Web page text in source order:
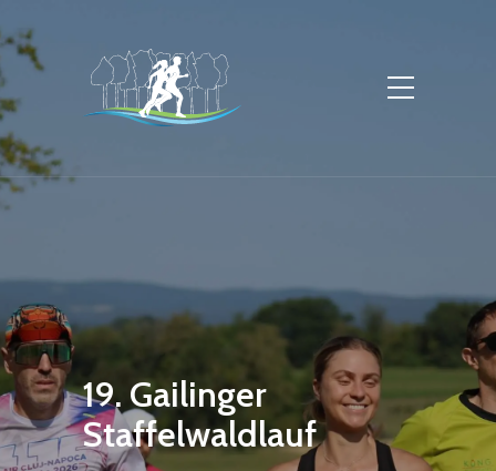
19. Gailinger
Staffelwaldlauf